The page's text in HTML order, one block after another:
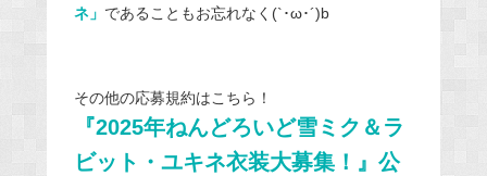
ネ」 であることもお忘れなく(`･ω･´)b
その他の応募規約はこちら！
『2025年ねんどろいど雪ミク＆ラ
ビット・ユキネ衣装大募集！』公